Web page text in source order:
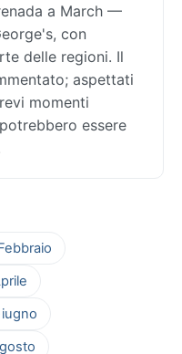
a March —
con
delle regioni. Il
aspettati
momenti
essere